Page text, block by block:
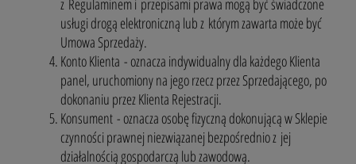
usługi drogą elektroniczną lub z którym zawarta może być
Umowa Sprzedaży.
Konto Klienta - oznacza indywidualny dla każdego Klienta
panel, uruchomiony na jego rzecz przez Sprzedającego, po
dokonaniu przez Klienta Rejestracji.
Konsument - oznacza osobę fizyczną dokonującą w Sklepie
czynności prawnej niezwiązanej bezpośrednio z jej
działalnością gospodarczą lub zawodową.